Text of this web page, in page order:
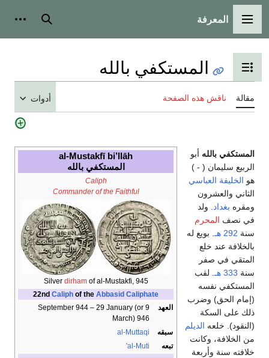
القائمة الرئيسية
المعرفة بحث
تبديل عرض جدول المحتويات
المستكفي بالله
مقالة ناقش هذه الصفحة أدوات
al-Mustakfī bi’llāh
المستكفي بالله
Caliph
Commander of the Faithful
Silver dirhamof al-Mustakfi, 945
22nd Caliph of the Abbasid Caliphate
العهد
September 944 – 29 January (or 9
March) 946
سبقه
al-Muttaqi
تبعه
al-Muti'
المستكفي بالله أبو
الربيع سليمان ( - )
هو الخليفة العباسي
الثاني والعشرون
ومقره بغداد
. ولد
في نصف المحرم
سنة 292 هـ
. بويع له
بالخلافة عند خلع
المتقي في صفر
سنة 333 هـ
. لقب
المستكفي نفسه
(إمام الحق) وضرب
ذلك على السكة
(النقود). خلعه الديلم
من الخلافة، وكانت
خلافته سنة وأربعة